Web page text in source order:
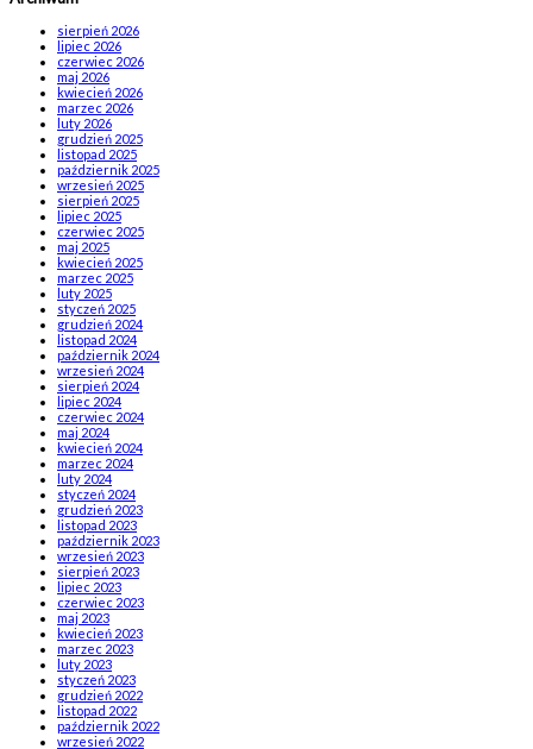
sierpień 2026
lipiec 2026
czerwiec 2026
maj 2026
kwiecień 2026
marzec 2026
luty 2026
grudzień 2025
listopad 2025
październik 2025
wrzesień 2025
sierpień 2025
lipiec 2025
czerwiec 2025
maj 2025
kwiecień 2025
marzec 2025
luty 2025
styczeń 2025
grudzień 2024
listopad 2024
październik 2024
wrzesień 2024
sierpień 2024
lipiec 2024
czerwiec 2024
maj 2024
kwiecień 2024
marzec 2024
luty 2024
styczeń 2024
grudzień 2023
listopad 2023
październik 2023
wrzesień 2023
sierpień 2023
lipiec 2023
czerwiec 2023
maj 2023
kwiecień 2023
marzec 2023
luty 2023
styczeń 2023
grudzień 2022
listopad 2022
październik 2022
wrzesień 2022